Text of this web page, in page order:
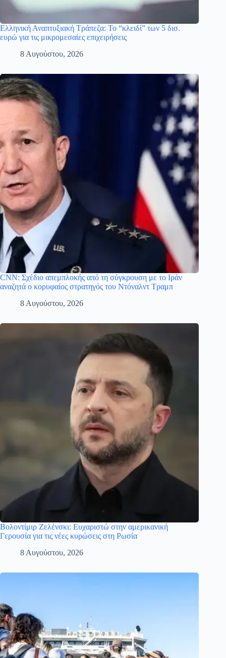
Ελληνική Αναπτυξιακή Τράπεζα: Το “κλειδί” των 5 δισ.
ευρώ για τις μικρομεσαίες επιχειρήσεις
8 Αυγούστου, 2026
CNN: Σχέδιο απεμπλοκής από τη σύγκρουση με το Ιράν
αναζητά ο κορυφαίος στρατηγός του Ντόναλντ Τραμπ
8 Αυγούστου, 2026
Βολοντίμιρ Ζελένσκι: Eυχαριστώ στην αμερικανική
Γερουσία για τις νέες κυρώσεις στη Ρωσία
8 Αυγούστου, 2026